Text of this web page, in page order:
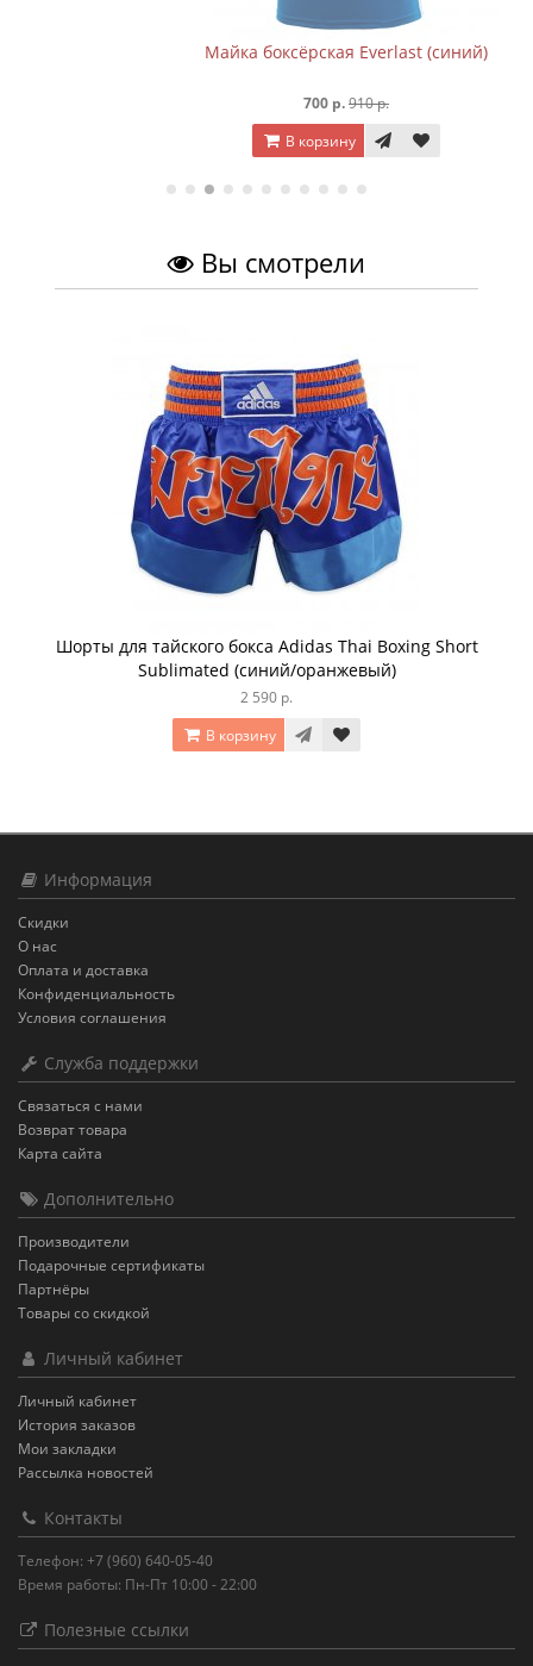
Майка боксёрская Everlast (синий)
910 р.
В корзину
Вы смотрели
Шорты для тайского бокса Adidas Thai Boxing Short
Sublimated (синий/оранжевый)
2 590 р.
В корзину
Информация
Скидки
О нас
Оплата и доставка
Конфиденциальность
Условия соглашения
Служба поддержки
Связаться с нами
Возврат товара
Карта сайта
Дополнительно
Производители
Подарочные сертификаты
Партнёры
Товары со скидкой
Личный кабинет
Личный кабинет
История заказов
Мои закладки
Рассылка новостей
Контакты
Телефон: +7 (960) 640-05-40
Время работы: Пн-Пт 10:00 - 22:00
Полезные ссылки